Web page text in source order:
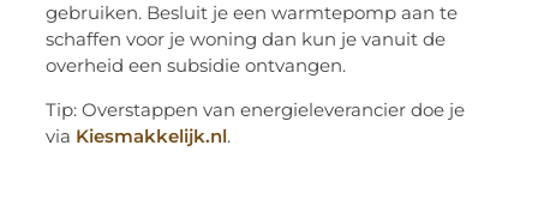
gebruiken. Besluit je een warmtepomp aan te
schaffen voor je woning dan kun je vanuit de
overheid een subsidie ontvangen.
Tip: Overstappen van energieleverancier doe je
via Kiesmakkelijk.nl.